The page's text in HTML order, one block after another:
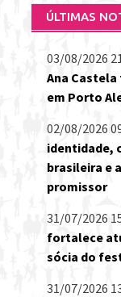
ÚLTIMAS
03/08/2026
Ana
em Porto
02/08/2026
identidade,
brasileira e
promissor
31/07/2026
fortalece
sócia do
31/07/2026